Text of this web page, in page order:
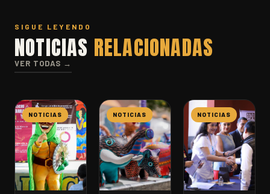
SIGUE LEYENDO
NOTICIAS RELACIONADAS
VER TODAS →
NOTICIAS NOTICIAS NOTICIAS